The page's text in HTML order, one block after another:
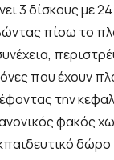
3 δίσκους με
πίσω το
που έχουν
την
φακός